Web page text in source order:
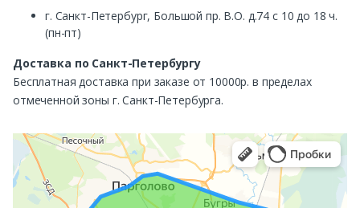
г. Санкт-Петербург, Большой пр. В.О. д.74 с 10 до 18 ч.
(пн-пт)
Доставка по Санкт-Петербургу
Бесплатная доставка при заказе от 10000р. в пределах
отмеченной зоны г. Санкт-Петербурга.